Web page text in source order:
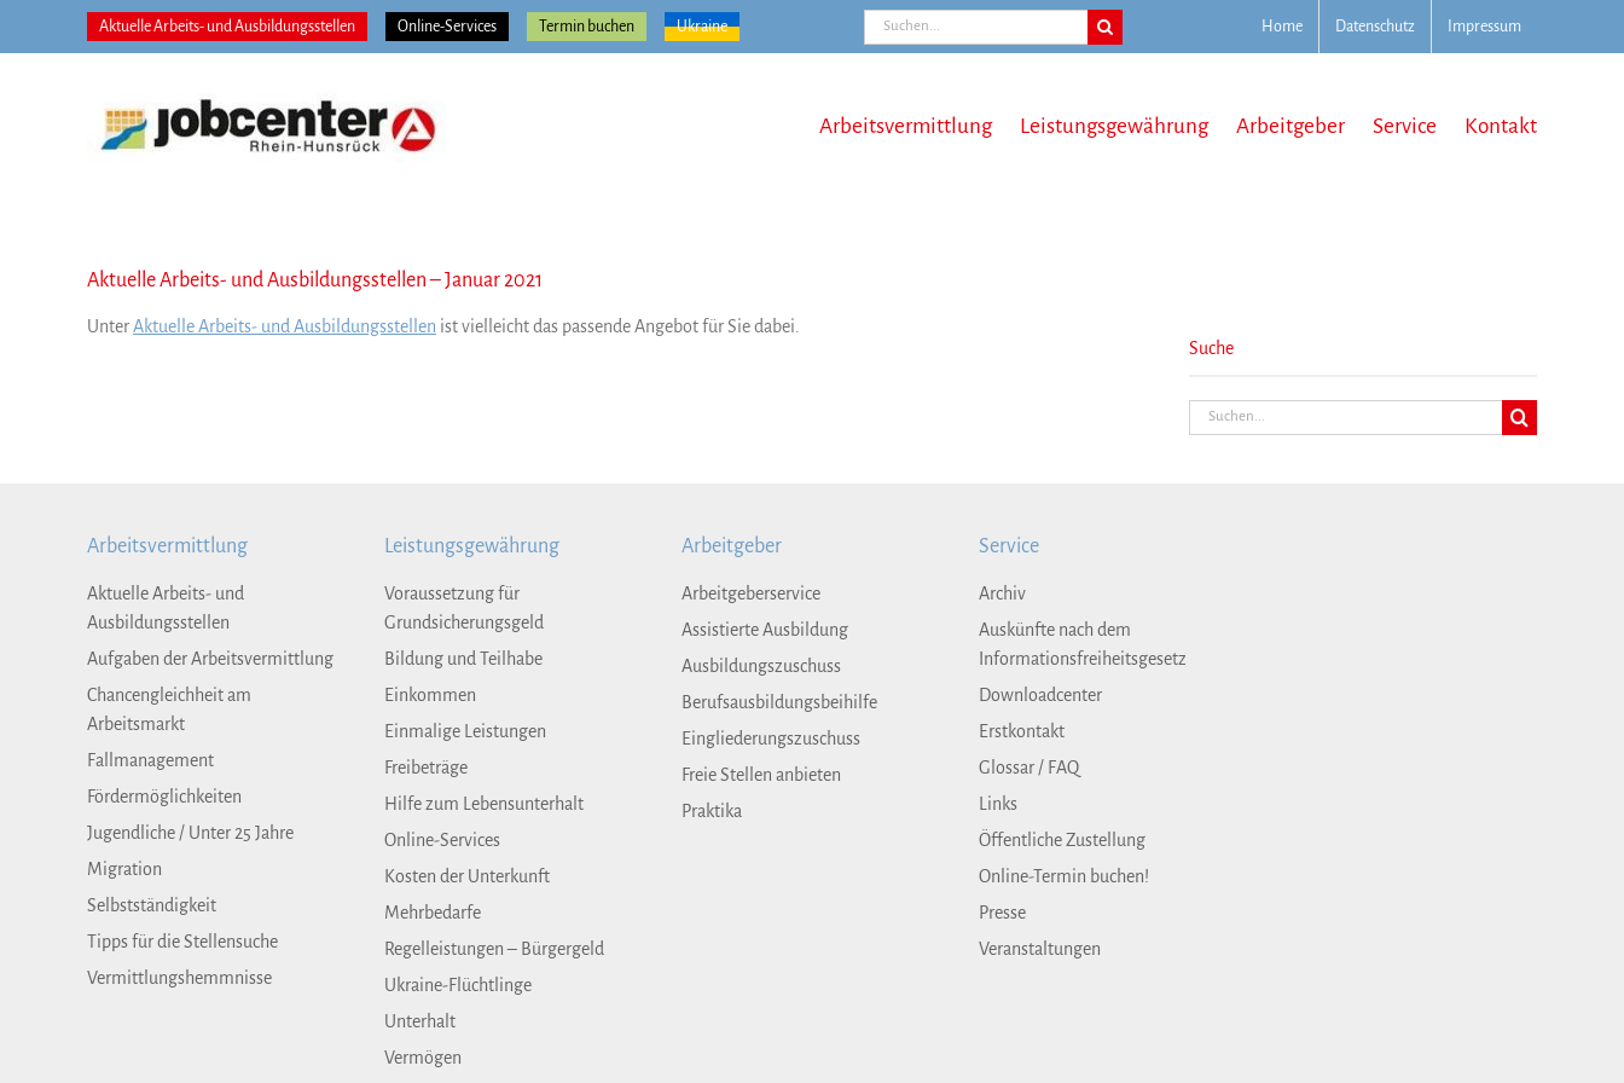
Aktuelle Arbeits- und Ausbildungsstellen Online-Services Termin buchen Ukraine
Suche
nach:
Home Datenschutz Impressum
Arbeitsvermittlung Leistungsgewährung Arbeitgeber Service Kontakt
Aktuelle Arbeits- und Ausbildungsstellen – Januar 2021
UnterAktuelle Arbeits- und Ausbildungsstellen ist vielleicht das passende Angebot für Sie dabei.
Suche
Suche
Arbeitsvermittlung
Aktuelle Arbeits- und
Ausbildungsstellen
Aufgaben der Arbeitsvermittlung
Chancengleichheit am
Arbeitsmarkt
Fallmanagement
Fördermöglichkeiten
Jugendliche / Unter 25 Jahre
Migration
Selbstständigkeit
Tipps für die Stellensuche
Vermittlungshemmnisse
Leistungsgewährung
Voraussetzung für
Grundsicherungsgeld
Bildung und Teilhabe
Einkommen
Einmalige Leistungen
Freibeträge
Hilfe zum Lebensunterhalt
Online-Services
Kosten der Unterkunft
Mehrbedarfe
Regelleistungen – Bürgergeld
Ukraine-Flüchtlinge
Unterhalt
Vermögen
Arbeitgeber
Arbeitgeberservice
Assistierte Ausbildung
Ausbildungszuschuss
Berufsausbildungsbeihilfe
Eingliederungszuschuss
Freie Stellen anbieten
Praktika
Service
Archiv
Auskünfte nach dem
Informationsfreiheitsgesetz
Downloadcenter
Erstkontakt
Glossar / FAQ
Links
Öffentliche Zustellung
Online-Termin buchen!
Presse
Veranstaltungen